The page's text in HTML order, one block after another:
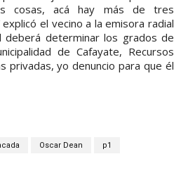
cosas, acá hay más de tres
el vecino a la emisora radial
deberá determinar los grados de
de Cafayate, Recursos
privadas, yo denuncio para que él
Oscar Dean p1